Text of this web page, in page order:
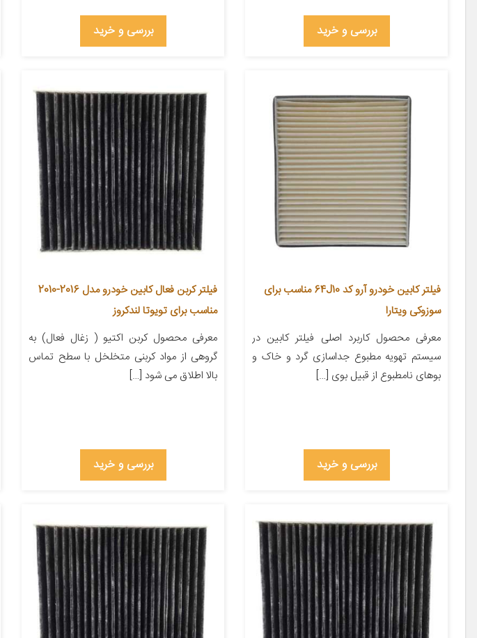
بررسی و خرید بررسی و خرید
فیلتر کابین خودرو آرو کد 64J10 مناسب برای
سوزوکی ویتارا
معرفی محصول کاربرد اصلی فیلتر کابین در
سیستم تهویه مطبوع جداسازی گرد و خاک و
بوهای نامطبوع از قبیل بوی […]
بررسی و خرید
فیلتر کربن فعال کابین خودرو مدل 2016-2010
مناسب برای تویوتا لندکروز
معرفی محصول کربن اکتیو ( زغال فعال) به
گروهی از مواد کربنی متخلخل با سطح تماس
بالا اطلاق می شود […]
بررسی و خرید